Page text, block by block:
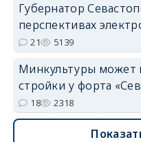
Губернатор
перспективах
21 5139
Минкультуры может
стройки у форта
18 2318